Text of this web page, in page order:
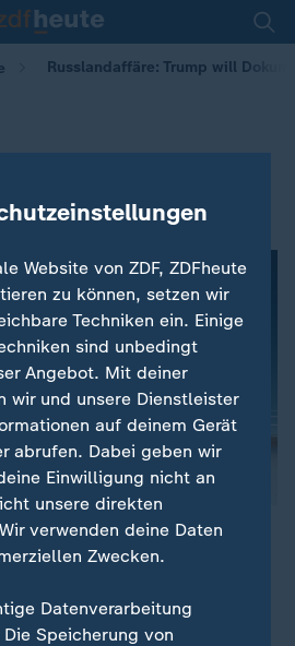
Russlandaffäre: Trump will
einbehalten
der Russlandaffäre ein Papier
Trump
als geheim eingestuften
Website von ZDF, ZDFheute
zu können, setzen wir
Techniken ein. Einige
sind unbedingt
Angebot. Mit deiner
wir und unsere Dienstleister
auf deinem Gerät
abrufen. Dabei geben wir
Einwilligung nicht an
unsere direkten
verwenden deine Daten
Zwecken.
Datenverarbeitung
Die Speicherung von